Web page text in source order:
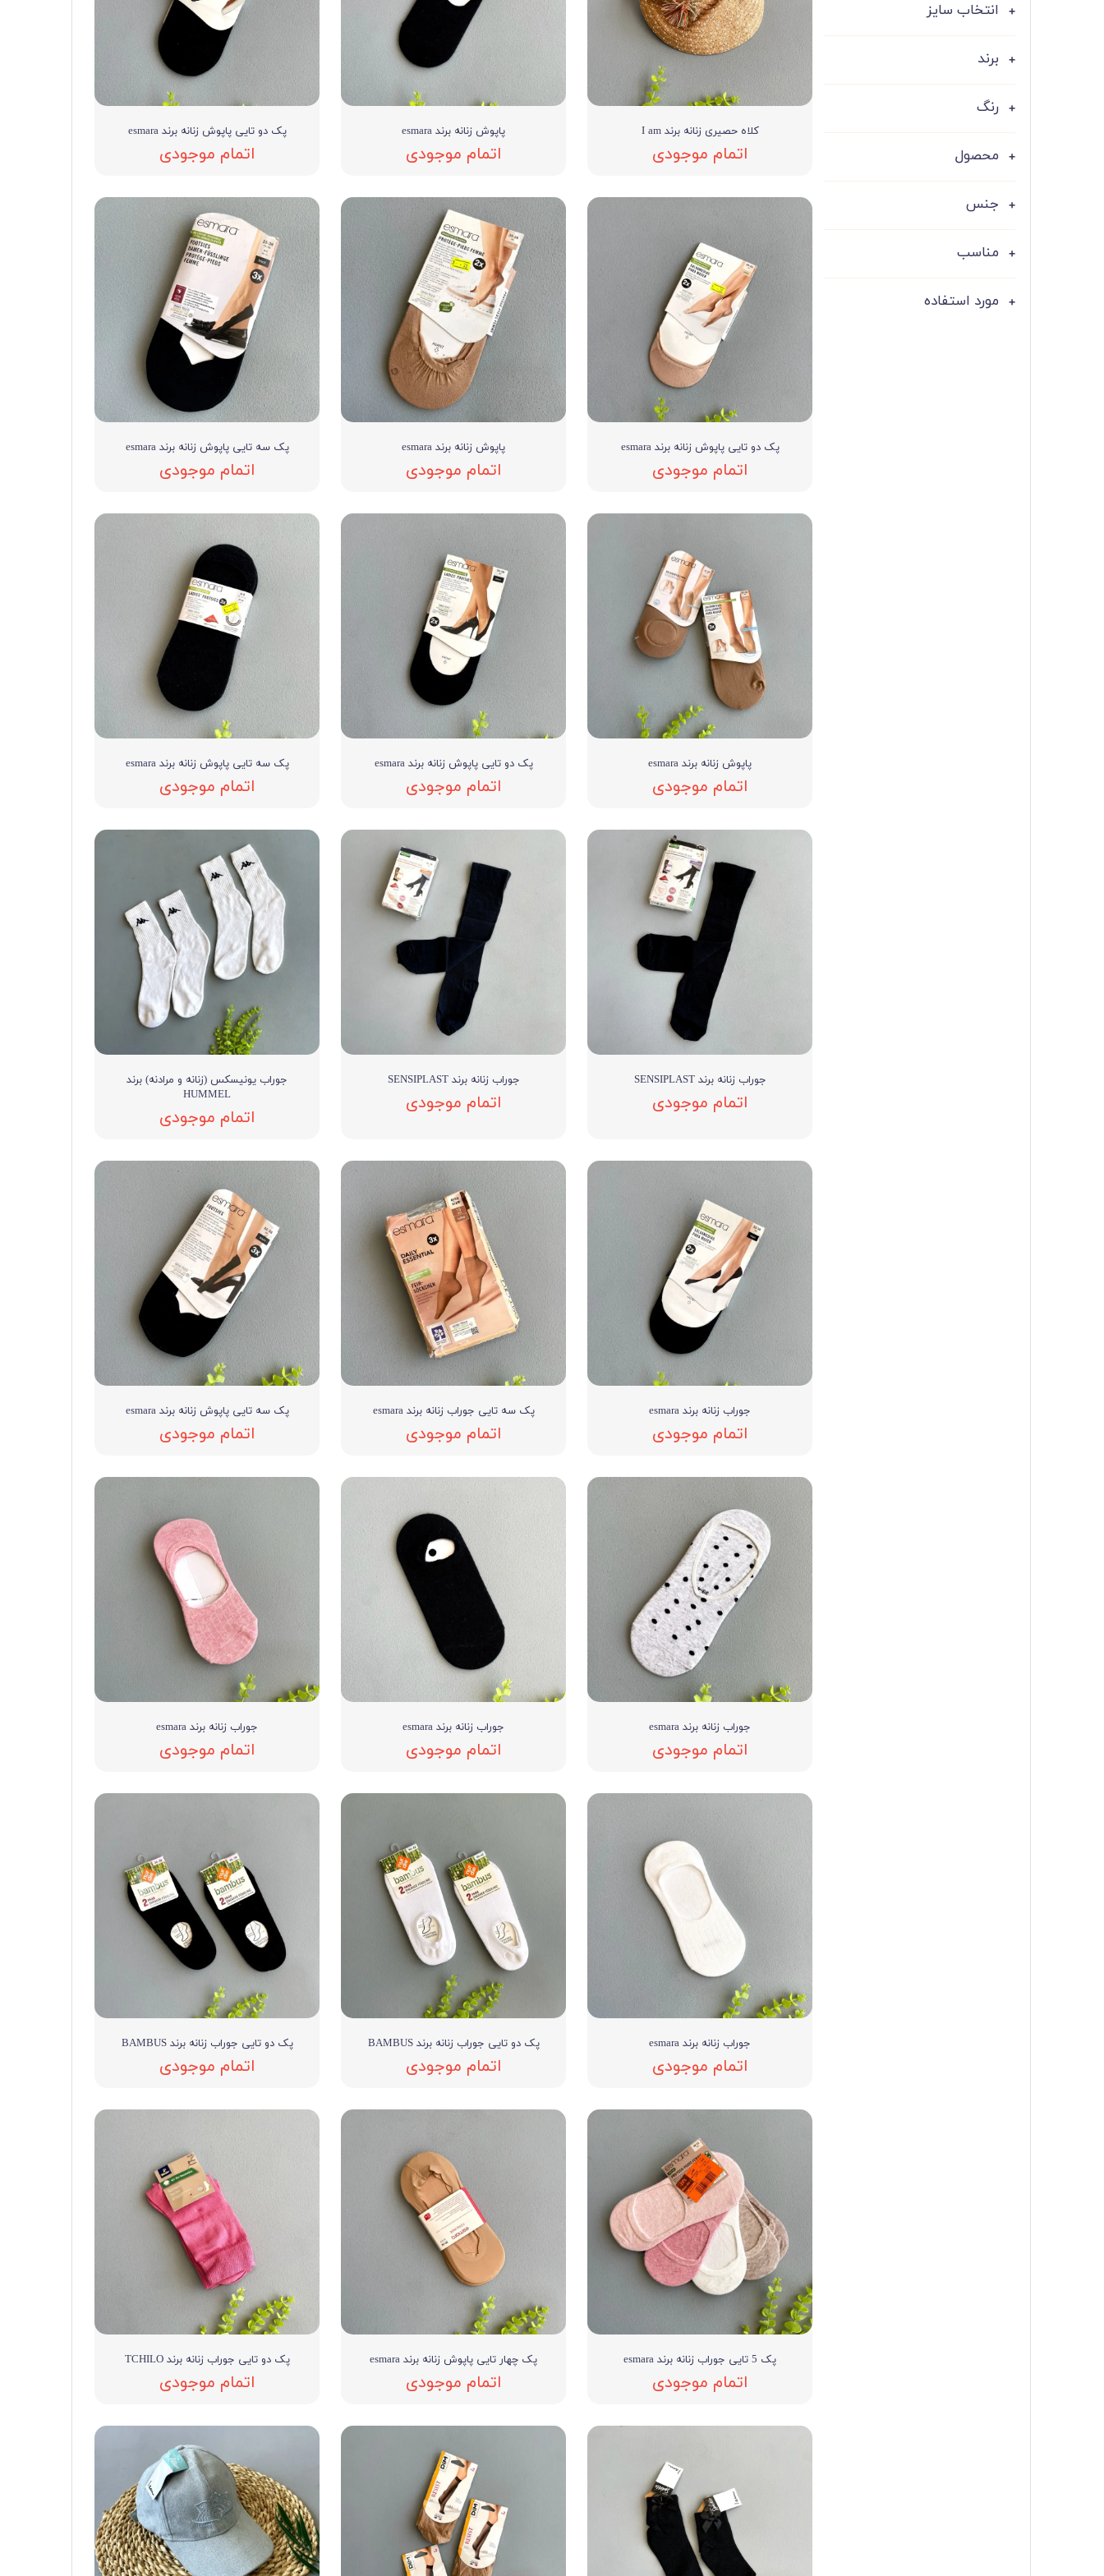
ژاکت زنانه
مایو و گن
سرهم و تولوم
ست لباس زنانه
کیف و کفش
سویشرت بلوز هودی
کاپشن بچه گانه
جوراب دستکش کلاه
کیف و کفش بچگانه
عینک آفتابی بچگانه کلاه حصیری زنانه برند I am
اتمام موجودی
پاپوش زنانه برند esmara
اتمام موجودی
پک دو تایی پاپوش زنانه برند esmara
اتمام موجودی
پک دو تایی پاپوش زنانه برند esmara
اتمام موجودی
پاپوش زنانه برند esmara
اتمام موجودی
پک سه تایی پاپوش زنانه برند esmara
اتمام موجودی
پاپوش زنانه برند esmara
اتمام موجودی
پک دو تایی پاپوش زنانه برند esmara
اتمام موجودی
پک سه تایی پاپوش زنانه برند esmara
اتمام موجودی
جوراب زنانه برند SENSIPLAST
اتمام موجودی
جوراب زنانه برند SENSIPLAST
اتمام موجودی
جوراب یونیسکس (زنانه و مرادنه) برند
HUMMEL
اتمام موجودی
جوراب زنانه برند esmara
اتمام موجودی
پک سه تایی جوراب زنانه برند esmara
اتمام موجودی
پک سه تایی پاپوش زنانه برند esmara
اتمام موجودی
جوراب زنانه برند esmara
اتمام موجودی
جوراب زنانه برند esmara
اتمام موجودی
جوراب زنانه برند esmara
اتمام موجودی
جوراب زنانه برند esmara
اتمام موجودی
پک دو تایی جوراب زنانه برند BAMBUS
اتمام موجودی
پک دو تایی جوراب زنانه برند BAMBUS
اتمام موجودی
پک 5 تایی جوراب زنانه برند esmara
اتمام موجودی
پک چهار تایی پاپوش زنانه برند esmara
اتمام موجودی
پک دو تایی جوراب زنانه برند TCHILO
اتمام موجودی
انتخاب سایز
برند
رنگ
محصول
جنس
مناسب
مورد استفاده